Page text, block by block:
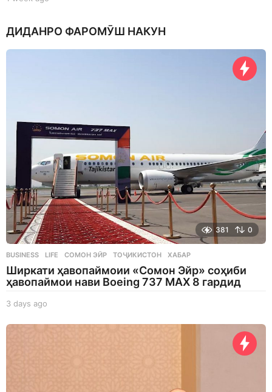
e
ДИДАНРО ФАРОМӮШ НАКУН
381 0
BUSINESS ,LIFE СОМОН ЭЙР ,ТОҶИКИСТОН ,ХАБАР
Ширкати ҳавопаймоии «Сомон Эйр» соҳиби
ҳавопаймои нави Boeing 737 MAX 8 гардид
3 days ago
a